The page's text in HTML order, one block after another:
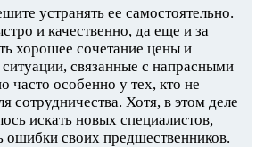
устранять ее самостоятельно.
и качественно, да еще и за
хорошее сочетание цены и
связанные с напрасными
часто особенно у тех, кто не
сотрудничества. Хотя, в этом деле
искать новых специалистов,
своих предшественников.